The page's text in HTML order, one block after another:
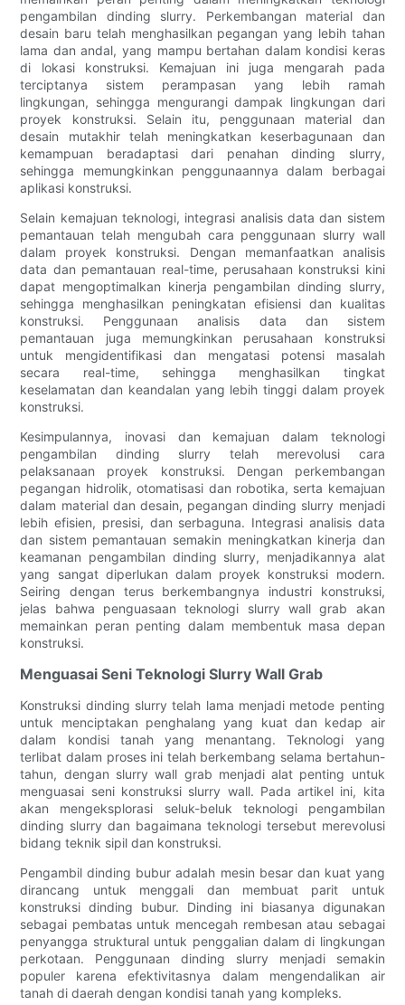
pengambilan dinding slurry. Perkembangan material dan
desain baru telah menghasilkan pegangan yang lebih tahan
lama dan andal, yang mampu bertahan dalam kondisi keras
di lokasi konstruksi. Kemajuan ini juga mengarah pada
terciptanya sistem perampasan yang lebih ramah
lingkungan, sehingga mengurangi dampak lingkungan dari
proyek konstruksi. Selain itu, penggunaan material dan
desain mutakhir telah meningkatkan keserbagunaan dan
kemampuan beradaptasi dari penahan dinding slurry,
sehingga memungkinkan penggunaannya dalam berbagai
aplikasi konstruksi.
Selain kemajuan teknologi, integrasi analisis data dan sistem
pemantauan telah mengubah cara penggunaan slurry wall
dalam proyek konstruksi. Dengan memanfaatkan analisis
data dan pemantauan real-time, perusahaan konstruksi kini
dapat mengoptimalkan kinerja pengambilan dinding slurry,
sehingga menghasilkan peningkatan efisiensi dan kualitas
konstruksi. Penggunaan analisis data dan sistem
pemantauan juga memungkinkan perusahaan konstruksi
untuk mengidentifikasi dan mengatasi potensi masalah
secara real-time, sehingga menghasilkan tingkat
keselamatan dan keandalan yang lebih tinggi dalam proyek
konstruksi.
Kesimpulannya, inovasi dan kemajuan dalam teknologi
pengambilan dinding slurry telah merevolusi cara
pelaksanaan proyek konstruksi. Dengan perkembangan
pegangan hidrolik, otomatisasi dan robotika, serta kemajuan
dalam material dan desain, pegangan dinding slurry menjadi
lebih efisien, presisi, dan serbaguna. Integrasi analisis data
dan sistem pemantauan semakin meningkatkan kinerja dan
keamanan pengambilan dinding slurry, menjadikannya alat
yang sangat diperlukan dalam proyek konstruksi modern.
Seiring dengan terus berkembangnya industri konstruksi,
jelas bahwa penguasaan teknologi slurry wall grab akan
memainkan peran penting dalam membentuk masa depan
konstruksi.
Menguasai Seni Teknologi Slurry Wall Grab
Konstruksi dinding slurry telah lama menjadi metode penting
untuk menciptakan penghalang yang kuat dan kedap air
dalam kondisi tanah yang menantang. Teknologi yang
terlibat dalam proses ini telah berkembang selama bertahun-
tahun, dengan slurry wall grab menjadi alat penting untuk
menguasai seni konstruksi slurry wall. Pada artikel ini, kita
akan mengeksplorasi seluk-beluk teknologi pengambilan
dinding slurry dan bagaimana teknologi tersebut merevolusi
bidang teknik sipil dan konstruksi.
Pengambil dinding bubur adalah mesin besar dan kuat yang
dirancang untuk menggali dan membuat parit untuk
konstruksi dinding bubur. Dinding ini biasanya digunakan
sebagai pembatas untuk mencegah rembesan atau sebagai
penyangga struktural untuk penggalian dalam di lingkungan
perkotaan. Penggunaan dinding slurry menjadi semakin
populer karena efektivitasnya dalam mengendalikan air
tanah di daerah dengan kondisi tanah yang kompleks.